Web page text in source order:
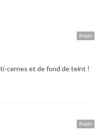
Reply
cernes et de fond de teint !
Reply